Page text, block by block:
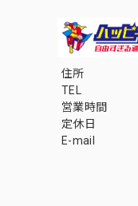
住所
TEL
営業時間
定休日
E-mail